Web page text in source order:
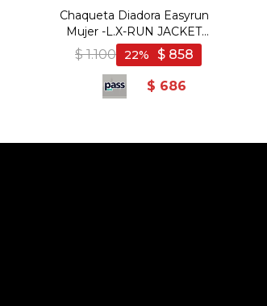
Chaqueta Diadora Easyrun
Mujer -L.X-RUN JACKET
Polyester. - Azul
$ 1.100 $ 858
22
$ 686